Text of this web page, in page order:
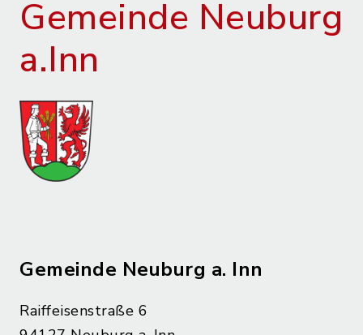
Gemeinde Neuburg
a.Inn
Gemeinde Neuburg a. Inn
Raiffeisenstraße 6